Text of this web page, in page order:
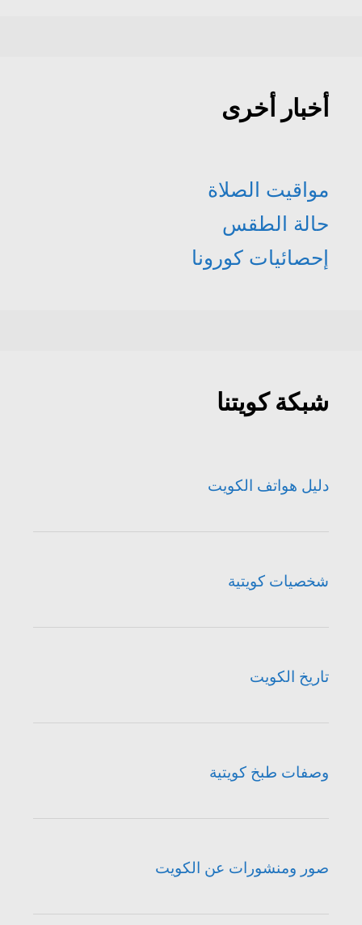
أخبار أخرى
مواقيت الصلاة
حالة الطقس
إحصائيات كورونا
شبكة كويتنا
دليل هواتف الكويت
شخصيات كويتية
تاريخ الكويت
وصفات طبخ كويتية
صور ومنشورات عن الكويت